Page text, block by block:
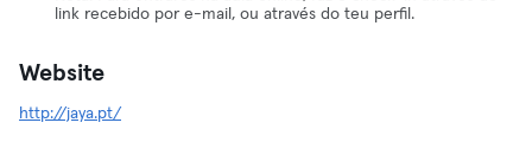
link recebido por e-mail, ou através do teu perfil.
Website
http://jaya.pt/